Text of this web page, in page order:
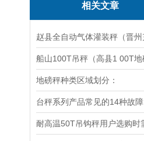
相关文章
地磅秤种类区域划分：
台秤系列产品常见的14种故障